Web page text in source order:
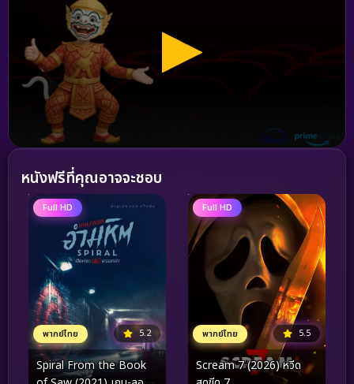
หนังฟรีที่คุณอาจจะชอบ
Full HD
พากย์ไทย 5.2
Spiral From the Book
Full HD
พากย์ไทย 5.5
Scream 7 (2026) หวีด